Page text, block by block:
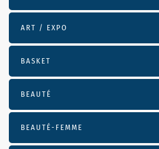
ART / EXPO
BASKET
BEAUTÉ
BEAUTÉ-FEMME